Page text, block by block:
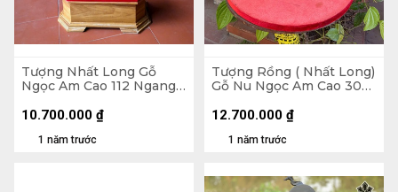
Tượng Nhất Long Gỗ
Ngọc Am Cao 112 Ngang
1 năm trước
10.700.000 ₫
Tượng Rồng ( Nhất Long)
Gỗ Nu Ngọc Am Cao 30
1 năm trước
12.700.000 ₫